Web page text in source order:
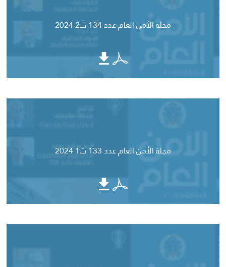
مجلة الأمن العام عدد 134 ت2 2024
مجلة الأمن العام عدد 133 ت1 2024